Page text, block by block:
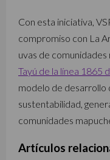
Con esta iniciativa,
compromiso con La
uvas de
Tayú de la línea 1865
modelo de desarrollo
sustentabilidad,
comunidades
Artículos